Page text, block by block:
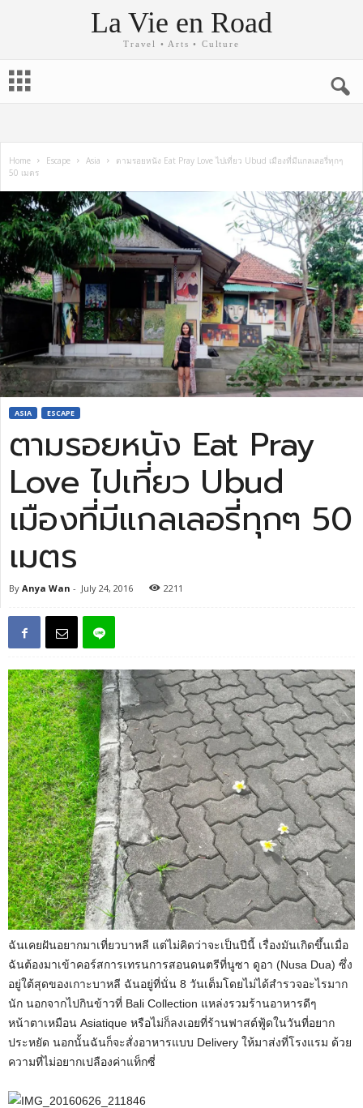
La Vie en Road
Travel • Arts • Culture
Home Escape Asia
ตามรอยหนัง Eat Pray Love ไปเที่ยว Ubud เมืองที่มีแกลเลอรี่ทุกๆ
50 เมตร
ASIA ESCAPE
ตามรอยหนัง Eat Pray
Love ไปเที่ยว Ubud
เมืองที่มีแกลเลอรี่ทุกๆ 50
เมตร
By Anya Wan - July 24, 2016 2211
ฉันเคยฝันอยากมาเที่ยวบาหลี แต่ไม่คิดว่าจะเป็นปีนี้ เรื่องมันเกิดขึ้นเมื่อ
ฉันต้องมาเข้าคอร์สการเทรนการสอนดนตรีที่นูซา ดูอา (Nusa Dua) ซึ่ง
อยู่ใต้สุดของเกาะบาหลี ฉันอยู่ที่นั่น 8 วันเต็มโดยไม่ได้สำรวจอะไรมาก
นัก นอกจากไปกินข้าวที่ Bali Collection แหล่งรวมร้านอาหารดีๆ
หน้าตาเหมือน Asiatique หรือไม่ก็ลงเอยที่ร้านฟาสต์ฟู้ดในวันที่อยาก
ประหยัด นอกนั้นฉันก็จะสั่งอาหารแบบ Delivery ให้มาส่งที่โรงแรม ด้วย
ความที่ไม่อยากเปลืองค่าแท็กซี่